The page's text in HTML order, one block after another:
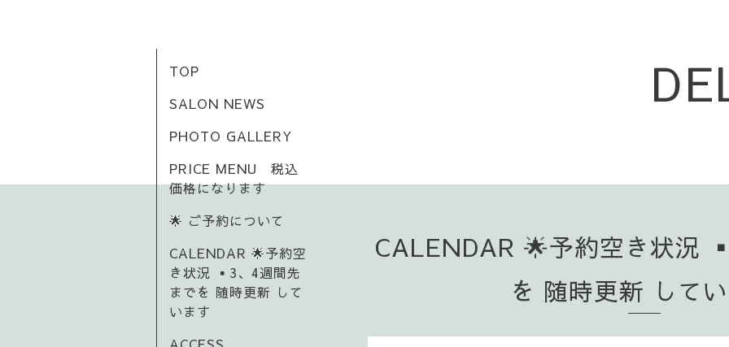
TOP
SALON NEWS
PHOTO GALLERY
PRICE MENU 税込
価格になります
🌟 ご予約について
CALENDAR 🌟予約空
き状況 ▪️3、4週間先
までを 随時更新 して
います
CALENDAR 🌟予約空き状況
を 随時更新 して